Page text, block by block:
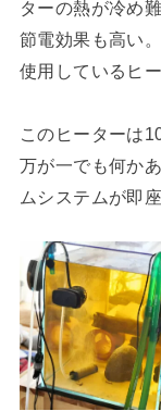
ターの熱が冷め難
節電効果も高い。
使用しているヒ
このヒーターは
万が一でも何か
ムシステムが即